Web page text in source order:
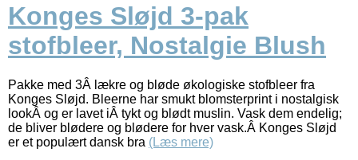
Konges Sløjd 3-pak
stofbleer, Nostalgie Blush
Pakke med 3Â lækre og bløde økologiske stofbleer fra
Konges Sløjd. Bleerne har smukt blomsterprint i nostalgisk
lookÂ og er lavet iÂ tykt og blødt muslin. Vask dem endelig;
de bliver blødere og blødere for hver vask.Â Konges Sløjd
er et populært dansk bra (Læs mere)